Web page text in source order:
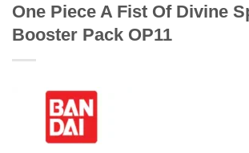
One Piece A Fist Of Divine
Booster Pack OP11